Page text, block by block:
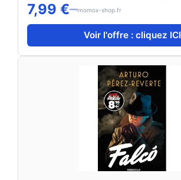
7,99 € momox-shop.fr
Voir l'offre : cliquez ICI